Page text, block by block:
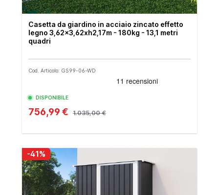
Casetta da giardino in acciaio zincato effetto
legno 3,62x3,62xh2,17m - 180kg - 13,1 metri
quadri
Cod. Articolo: GS99-06-WD
DISPONIBILE
756,99 € 1.035,00 €
-41%